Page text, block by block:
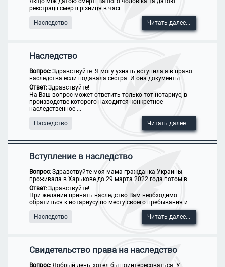
реєстрації смерті різниця в часі ...
Наследство Читать далее...
Наследство
Вопрос:Здравствуйте. Я могу узнать вступила я в право
наследства если подавала сестра. И она документы ...
Ответ:Здравствуйте!
На Ваш вопрос может ответить только тот нотариус, в
производстве которого находится конкретное
наследственное ...
Наследство Читать далее...
Вступление в наследство
Вопрос:Здравствуйте моя мама гражданка Украины
проживала в Харькове до 29 марта 2022 года потом в ...
Ответ:Здравствуйте!
При желании принять наследство Вам необходимо
обратиться к нотариусу по месту своего пребывания и ...
Наследство Читать далее...
Свидетельство права на наследство
Вопрос: Добрый день, хотел бы поинтересоваться. У